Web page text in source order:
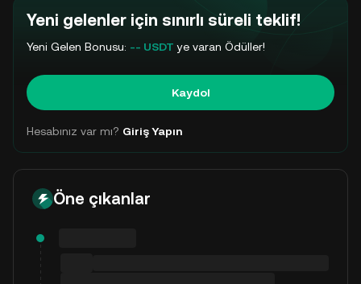
Yeni gelenler için sınırlı süreli teklif!
Yeni Gelen Bonusu: -- USDT ye varan Ödüller!
Kaydol
Hesabınız var mı? Giriş Yapın
Öne çıkanlar